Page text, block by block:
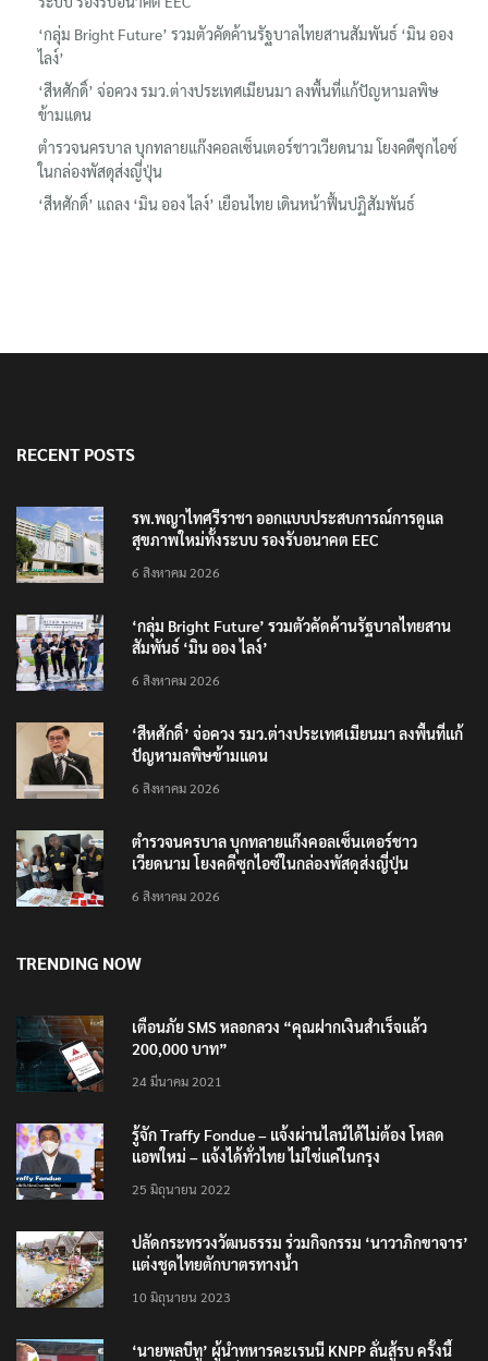
‘กลุ่ม Bright Future’ รวมตัวคัดค้านรัฐบาลไทยสานสัมพันธ์ ‘มิน ออง
ไลง์’
‘สีหศักดิ์’ จ่อควง รมว.ต่างประเทศเมียนมา ลงพื้นที่แก้ปัญหามลพิษ
ข้ามแดน
ตำรวจนครบาล บุกทลายแก๊งคอลเซ็นเตอร์ชาวเวียดนาม โยงคดีซุกไอซ์
ในกล่องพัสดุส่งญี่ปุ่น
‘สีหศักดิ์’ แถลง ‘มิน ออง ไลง์’ เยือนไทย เดินหน้าฟื้นปฏิสัมพันธ์
สุขภาพใหม่ทั้งระบบ รองรับอนาคต EEC
6 สิงหาคม 2026
สัมพันธ์ ‘มิน ออง ไลง์’
6 สิงหาคม 2026
ปัญหามลพิษข้ามแดน
6 สิงหาคม 2026
เวียดนาม โยงคดีซุกไอซ์ในกล่องพัสดุส่งญี่ปุ่น
6 สิงหาคม 2026
200,000 บาท”
24 มีนาคม 2021
แอพใหม่ – แจ้งได้ทั่วไทย ไม่ใช่แค่ในกรุง
25 มิถุนายน 2022
แต่งชุดไทยตักบาตรทางน้ำ
10 มิถุนายน 2023
เป็นครั้งสุดท้าย ที่ประชาชนต้องชนะ